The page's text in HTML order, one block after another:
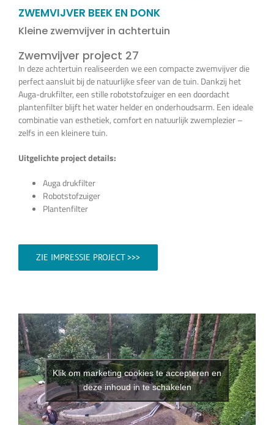
Vijverplanten
Koi’s en siervissen
Waterkwaliteit
Impressie
Onze Webshop >>>
ZWEMVIJVER BEEK EN DONK
Kleine zwemvijver in achtertuin
Zwemvijver project 27
In deze achtertuin realiseerden we een compacte zwemvijver die
perfect aansluit bij de natuurlijke sfeer van de tuin. Dankzij het
Auga-drukfilter, een stille robotstofzuiger en een doordacht
plantenfilter blijft het water helder en onderhoudsarm. Een ideale
combinatie van esthetiek, comfort en natuurlijk zwemplezier –
zelfs in een kleinere tuin.
Uitgelichte project details:
Auga drukfilter
Robotstofzuiger
Plantenfilter
ZIE IMPRESSIE PROJECT >>>
Klik om marketing cookies te accepteren en
deze inhoud in te schakelen